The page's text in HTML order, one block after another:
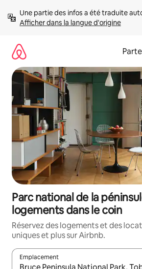
directement
Afficher dans la langue d'origine
Parc national de la
logements dans le coin
Réservez des logements et des
uniques et plus sur Airbnb.
Emplacement
Quand les résultats sont affichés,